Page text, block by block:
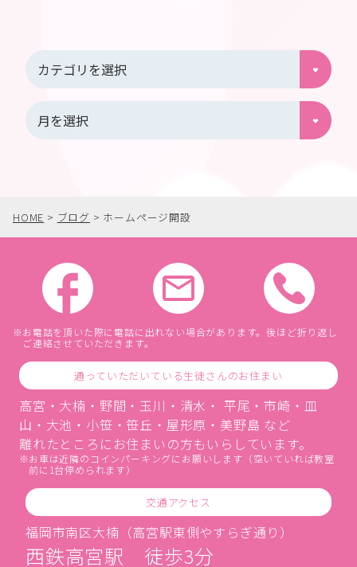
HOME > ブログ > ホームページ開設
お電話を頂いた際に電話に出れない場合があります。後ほど折り返し
ご連絡させていただきます。
通っていただいている生徒さんのお住まい
高宮・大楠・野間・玉川・清水・ 平尾・市崎・皿
山・大池・小笹・笹丘・屋形原・美野島 など
離れたところにお住まいの方もいらしています。
お車は近隣のコインパーキングにお願いします（空いていれば教室
前に1台停められます）
交通アクセス
福岡市南区大楠（高宮駅東側やすらぎ通り）
西鉄高宮駅 徒歩3分